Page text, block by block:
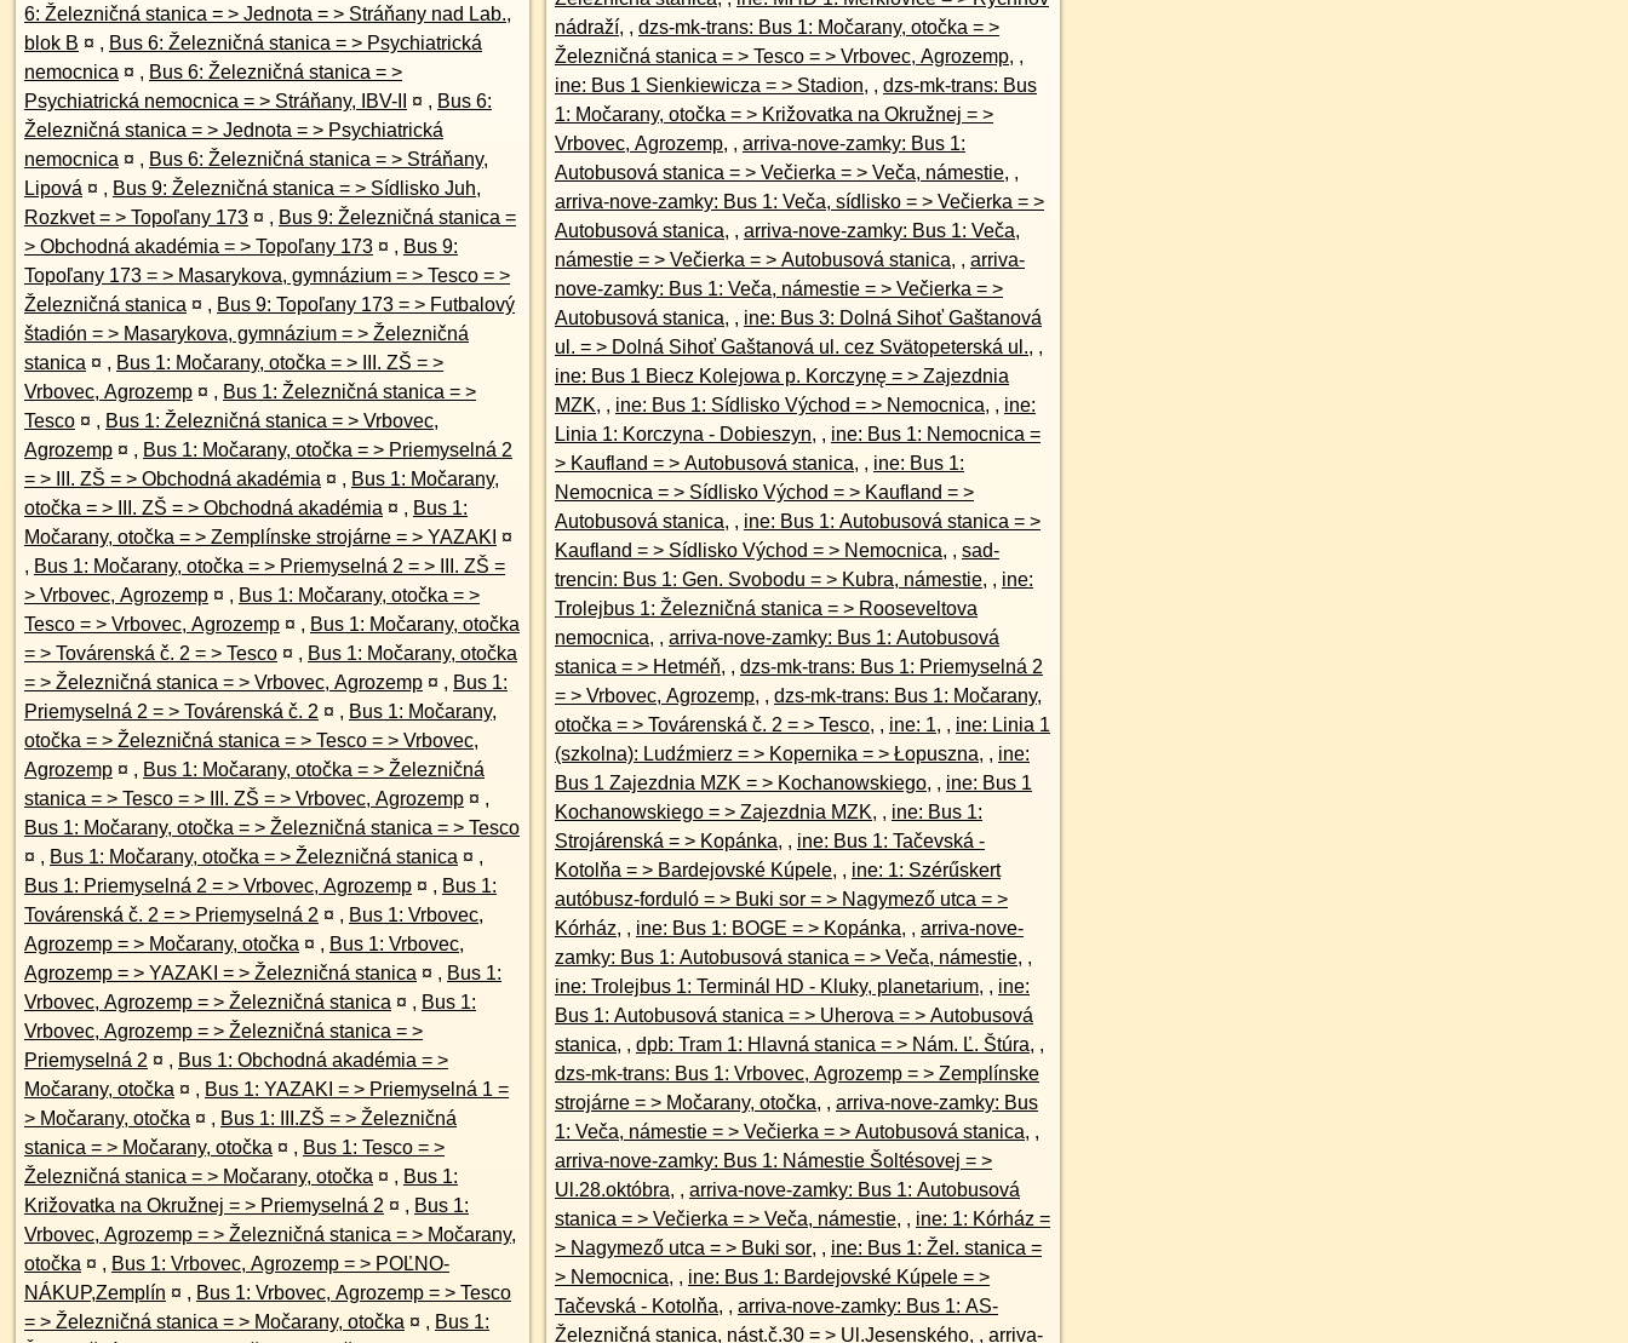
6: Železničná stanica = > Jednota = > Stráňany nad Lab.,
blok B ¤ , Bus 6: Železničná stanica = > Psychiatrická
nemocnica ¤ , Bus 6: Železničná stanica = >
Psychiatrická nemocnica = > Stráňany, IBV-II
¤ , Bus 6:
Železničná stanica = > Jednota = > Psychiatrická
nemocnica ¤ , Bus 6: Železničná stanica = > Stráňany,
Lipová ¤ , Bus 9: Železničná stanica = > Sídlisko Juh,
Rozkvet = > Topoľany 173 ¤ , Bus 9: Železničná stanica =
> Obchodná akadémia = > Topoľany 173 ¤ , Bus 9:
Topoľany 173 = > Masarykova, gymnázium = > Tesco = >
Železničná stanica ¤ , Bus 9: Topoľany 173 = > Futbalový
štadión = > Masarykova, gymnázium = > Železničná
stanica ¤ , Bus 1: Močarany, otočka = > III. ZŠ = >
Vrbovec, Agrozemp ¤ , Bus 1: Železničná stanica = >
Tesco ¤ , Bus 1: Železničná stanica = > Vrbovec,
Agrozemp ¤ , Bus 1: Močarany, otočka = > Priemyselná 2
= > III. ZŠ = > Obchodná akadémia ¤ , Bus 1: Močarany,
otočka = > III. ZŠ = > Obchodná akadémia ¤ , Bus 1:
Močarany, otočka = > Zemplínske strojárne = > YAZAKI ¤
, Bus 1: Močarany, otočka = > Priemyselná 2 = > III. ZŠ =
> Vrbovec, Agrozemp ¤ , Bus 1: Močarany, otočka = >
Tesco = > Vrbovec, Agrozemp ¤ , Bus 1: Močarany, otočka
= > Továrenská č. 2 = > Tesco ¤ , Bus 1: Močarany, otočka
= > Železničná stanica = > Vrbovec, Agrozemp ¤ , Bus 1:
Priemyselná 2 = > Továrenská č. 2 ¤ , Bus 1: Močarany,
otočka = > Železničná stanica = > Tesco = > Vrbovec,
Agrozemp ¤ , Bus 1: Močarany, otočka = > Železničná
stanica = > Tesco = > III. ZŠ = > Vrbovec, Agrozemp ¤ ,
Bus 1: Močarany, otočka = > Železničná stanica = > Tesco
¤ , Bus 1: Močarany, otočka = > Železničná stanica ¤ ,
Bus 1: Priemyselná 2 = > Vrbovec, Agrozemp ¤ , Bus 1:
Továrenská č. 2 = > Priemyselná 2 ¤ , Bus 1: Vrbovec,
Agrozemp = > Močarany, otočka ¤ , Bus 1: Vrbovec,
Agrozemp = > YAZAKI = > Železničná stanica ¤ , Bus 1:
Vrbovec, Agrozemp = > Železničná stanica ¤ , Bus 1:
Vrbovec, Agrozemp = > Železničná stanica = >
Priemyselná 2 ¤ , Bus 1: Obchodná akadémia = >
Močarany, otočka ¤ , Bus 1: YAZAKI = > Priemyselná 1 =
> Močarany, otočka ¤ , Bus 1: III.ZŠ = > Železničná
stanica = > Močarany, otočka ¤ , Bus 1: Tesco = >
Železničná stanica = > Močarany, otočka ¤ , Bus 1:
Križovatka na Okružnej = > Priemyselná 2 ¤ , Bus 1:
Vrbovec, Agrozemp = > Železničná stanica = > Močarany,
otočka ¤ , Bus 1: Vrbovec, Agrozemp = > POĽNO-
NÁKUP,Zemplín ¤ , Bus 1: Vrbovec, Agrozemp = > Tesco
= > Železničná stanica = > Močarany, otočka ¤ , Bus 1:
nádraží, , dzs-mk-trans: Bus 1: Močarany, otočka = >
Železničná stanica = > Tesco = > Vrbovec, Agrozemp, ,
ine: Bus 1 Sienkiewicza = > Stadion, , dzs-mk-trans: Bus
1: Močarany, otočka = > Križovatka na Okružnej = >
Vrbovec, Agrozemp, , arriva-nove-zamky: Bus 1:
Autobusová stanica = > Večierka = > Veča, námestie, ,
arriva-nove-zamky: Bus 1: Veča, sídlisko = > Večierka = >
Autobusová stanica, , arriva-nove-zamky: Bus 1: Veča,
námestie = > Večierka = > Autobusová stanica, , arriva-
nove-zamky: Bus 1: Veča, námestie = > Večierka = >
Autobusová stanica, , ine: Bus 3: Dolná Sihoť Gaštanová
ul. = > Dolná Sihoť Gaštanová ul. cez Svätopeterská ul., ,
ine: Bus 1 Biecz Kolejowa p. Korczynę = > Zajezdnia
MZK, , ine: Bus 1: Sídlisko Východ = > Nemocnica, , ine:
Linia 1: Korczyna - Dobieszyn, , ine: Bus 1: Nemocnica =
> Kaufland = > Autobusová stanica, , ine: Bus 1:
Nemocnica = > Sídlisko Východ = > Kaufland = >
Autobusová stanica, , ine: Bus 1: Autobusová stanica = >
Kaufland = > Sídlisko Východ = > Nemocnica, , sad-
trencin: Bus 1: Gen. Svobodu = > Kubra, námestie, , ine:
Trolejbus 1: Železničná stanica = > Rooseveltova
nemocnica, , arriva-nove-zamky: Bus 1: Autobusová
stanica = > Hetméň, , dzs-mk-trans: Bus 1: Priemyselná 2
= > Vrbovec, Agrozemp, , dzs-mk-trans: Bus 1: Močarany,
otočka = > Továrenská č. 2 = > Tesco, , ine: 1, , ine: Linia 1
(szkolna): Ludźmierz = > Kopernika = > Łopuszna, , ine:
Bus 1 Zajezdnia MZK = > Kochanowskiego, , ine: Bus 1
Kochanowskiego = > Zajezdnia MZK, , ine: Bus 1:
Strojárenská = > Kopánka, , ine: Bus 1: Tačevská -
Kotolňa = > Bardejovské Kúpele, , ine: 1: Szérűskert
autóbusz-forduló = > Buki sor = > Nagymező utca = >
Kórház, , ine: Bus 1: BOGE = > Kopánka, , arriva-nove-
zamky: Bus 1: Autobusová stanica = > Veča, námestie, ,
ine: Trolejbus 1: Terminál HD - Kluky, planetarium, , ine:
Bus 1: Autobusová stanica = > Uherova = > Autobusová
stanica, , dpb: Tram 1: Hlavná stanica = > Nám. Ľ. Štúra, ,
dzs-mk-trans: Bus 1: Vrbovec, Agrozemp = > Zemplínske
strojárne = > Močarany, otočka, , arriva-nove-zamky: Bus
1: Veča, námestie = > Večierka = > Autobusová stanica, ,
arriva-nove-zamky: Bus 1: Námestie Šoltésovej = >
Ul.28.októbra, , arriva-nove-zamky: Bus 1: Autobusová
stanica = > Večierka = > Veča, námestie, , ine: 1: Kórház =
> Nagymező utca = > Buki sor, , ine: Bus 1: Žel. stanica =
> Nemocnica, , ine: Bus 1: Bardejovské Kúpele = >
Tačevská - Kotolňa, , arriva-nove-zamky: Bus 1: AS-
Železničná stanica, nást.č.30 = > Ul.Jesenského, , arriva-